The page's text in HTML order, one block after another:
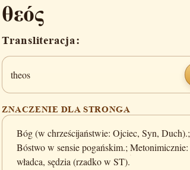
θεός
Transliteracja:
theos
ZNACZENIE DLA STRONGA
Bóg (w chrześcijaństwie: Ojciec, Syn, Duch).;
Bóstwo w sensie pogańskim.; Metonimicznie:
władca, sędzia (rzadko w ST).